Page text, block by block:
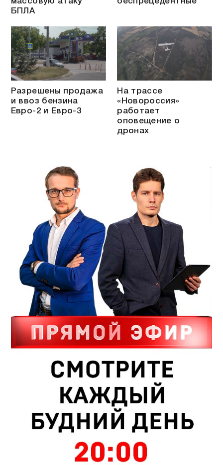
БПЛА
Разрешены продажа
и ввоз бензина
Евро-2 и Евро-3
На трассе
«Новороссия»
работает
оповещение о
дронах